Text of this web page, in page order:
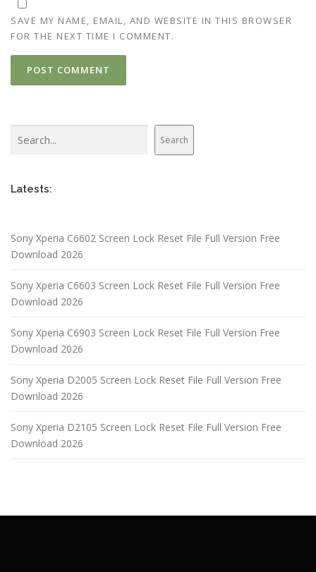
SAVE MY NAME, EMAIL, AND WEBSITE IN THIS BROWSER
FOR THE NEXT TIME I COMMENT.
Search
Latests:
Sony Xperia C6602 Screen Lock Reset File Full Version Free
Download 2026
Sony Xperia C6603 Screen Lock Reset File Full Version Free
Download 2026
Sony Xperia C6903 Screen Lock Reset File Full Version Free
Download 2026
Sony Xperia D2005 Screen Lock Reset File Full Version Free
Download 2026
Sony Xperia D2105 Screen Lock Reset File Full Version Free
Download 2026